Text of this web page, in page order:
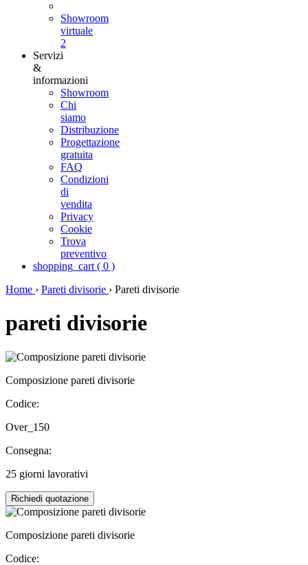
Showroom
virtuale
2
Servizi
&
informazioni
Showroom
Chi
siamo
Distribuzione
Progettazione
gratuita
FAQ
Condizioni
di
vendita
Privacy
Cookie
Trova
preventivo
shopping_cart ( 0 )
Home › Pareti divisorie › Pareti divisorie
pareti divisorie
Composizione pareti divisorie
Codice:
Over_150
Consegna:
25 giorni lavorativi
Richiedi quotazione
Composizione pareti divisorie
Codice: